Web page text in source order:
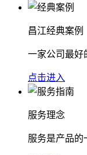
昌江经典案例
一家公司最好
点击进入
服务理念
服务是产品的